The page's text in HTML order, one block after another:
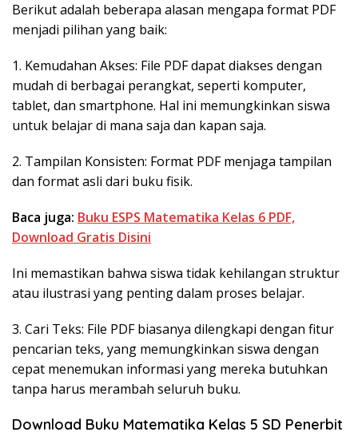
Berikut adalah beberapa alasan mengapa format PDF
menjadi pilihan yang baik:
1. Kemudahan Akses: File PDF dapat diakses dengan
mudah di berbagai perangkat, seperti komputer,
tablet, dan smartphone. Hal ini memungkinkan siswa
untuk belajar di mana saja dan kapan saja.
2. Tampilan Konsisten: Format PDF menjaga tampilan
dan format asli dari buku fisik.
Baca juga: Buku ESPS Matematika Kelas 6 PDF,
Download Gratis Disini
Ini memastikan bahwa siswa tidak kehilangan struktur
atau ilustrasi yang penting dalam proses belajar.
3. Cari Teks: File PDF biasanya dilengkapi dengan fitur
pencarian teks, yang memungkinkan siswa dengan
cepat menemukan informasi yang mereka butuhkan
tanpa harus merambah seluruh buku.
Download Buku Matematika Kelas 5 SD Penerbit